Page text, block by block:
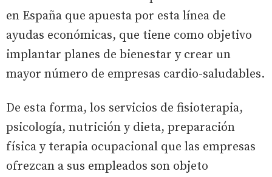
en España que apuesta por esta línea de
ayudas económicas, que tiene como objetivo
implantar planes de bienestar y crear un
mayor número de empresas cardio-saludables.
De esta forma, los servicios de fisioterapia,
psicología, nutrición y dieta, preparación
física y terapia ocupacional que las empresas
ofrezcan a sus empleados son objeto